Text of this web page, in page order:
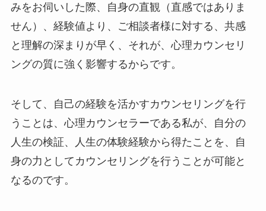
みをお伺いした際、自身の直観（直感ではありま
せん）、経験値より、ご相談者様に対する、共感
と理解の深まりが早く、それが、心理カウンセリ
ングの質に強く影響するからです。
そして、自己の経験を活かすカウンセリングを行
うことは、心理カウンセラーである私が、自分の
人生の検証、人生の体験経験から得たことを、自
身の力としてカウンセリングを行うことが可能と
なるのです。